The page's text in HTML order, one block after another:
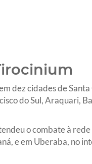
dez cidades de
do Sul, Araquari,
o combate à
e em Uberaba, no